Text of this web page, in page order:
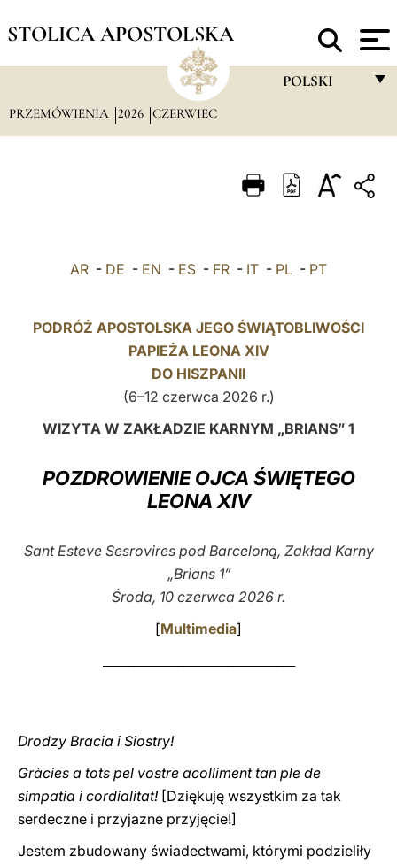
STOLICA APOSTOLSKA
POLSKI
ITALIANO
POLSKI
LATINE
PRZEMÓWIENIA 2026 CZERWIEC
AR - DE - EN - ES - FR - IT - PL - PT
PODRÓŻ APOSTOLSKA JEGO ŚWIĄTOBLIWOŚCI
PAPIEŻA LEONA XIV
DO HISZPANII
(6–12 czerwca 2026 r.)
WIZYTA W ZAKŁADZIE KARNYM „BRIANS” 1
POZDROWIENIE OJCA ŚWIĘTEGO
LEONA XIV
Sant Esteve Sesrovires pod Barceloną, Zakład Karny
„Brians 1”
Środa, 10 czerwca 2026 r.
[Multimedia]
Drodzy Bracia i Siostry!
Gràcies a tots pel vostre acolliment tan ple de
simpatia i cordialitat! [Dziękuję wszystkim za tak
serdeczne i przyjazne przyjęcie!]
Jestem zbudowany świadectwami, którymi podzieliły